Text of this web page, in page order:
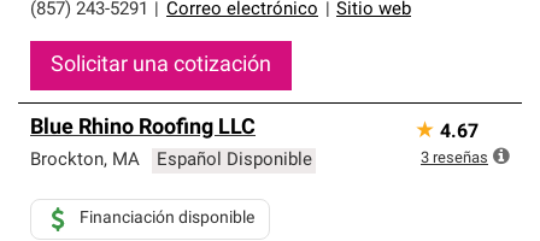
(857) 243-5291
Correo electrónico Sitio web
Solicitar una cotización
Blue Rhino Roofing LLC
Brockton, MA Español Disponible
Financiación disponible
★ 4.67
3 reseñas